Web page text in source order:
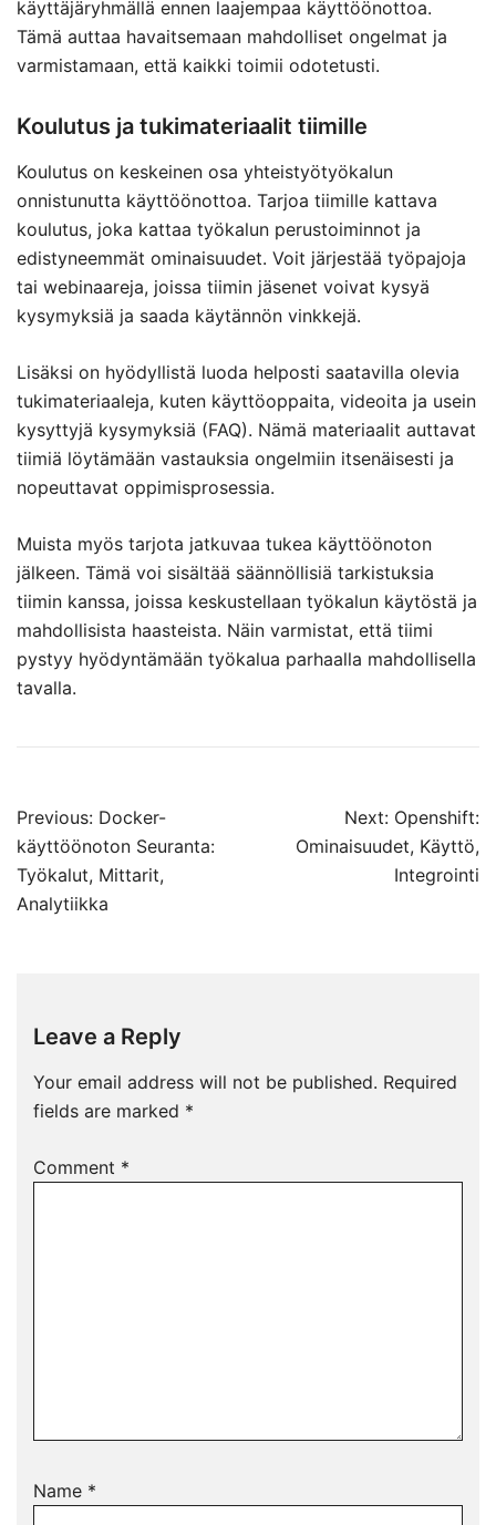
käyttäjäryhmällä ennen laajempaa käyttöönottoa.
Tämä auttaa havaitsemaan mahdolliset ongelmat ja
varmistamaan, että kaikki toimii odotetusti.
Koulutus ja tukimateriaalit tiimille
Koulutus on keskeinen osa yhteistyötyökalun
onnistunutta käyttöönottoa. Tarjoa tiimille kattava
koulutus, joka kattaa työkalun perustoiminnot ja
edistyneemmät ominaisuudet. Voit järjestää työpajoja
tai webinaareja, joissa tiimin jäsenet voivat kysyä
kysymyksiä ja saada käytännön vinkkejä.
Lisäksi on hyödyllistä luoda helposti saatavilla olevia
tukimateriaaleja, kuten käyttöoppaita, videoita ja usein
kysyttyjä kysymyksiä (FAQ). Nämä materiaalit auttavat
tiimiä löytämään vastauksia ongelmiin itsenäisesti ja
nopeuttavat oppimisprosessia.
Muista myös tarjota jatkuvaa tukea käyttöönoton
jälkeen. Tämä voi sisältää säännöllisiä tarkistuksia
tiimin kanssa, joissa keskustellaan työkalun käytöstä ja
mahdollisista haasteista. Näin varmistat, että tiimi
pystyy hyödyntämään työkalua parhaalla mahdollisella
tavalla.
Post
navigation
Previous: Docker-
käyttöönoton Seuranta:
Työkalut, Mittarit,
Analytiikka
Next: Openshift:
Ominaisuudet, Käyttö,
Integrointi
Leave a Reply
Your email address will not be published. Required
fields are marked *
Comment *
Name *